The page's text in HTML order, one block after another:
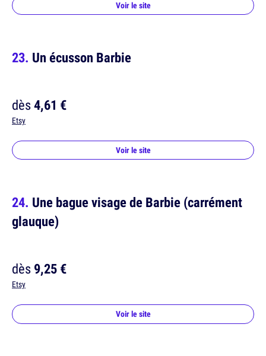
Voir le site
Un écusson Barbie
dès4,61 €
Etsy
Voir le site
Une bague visage de Barbie (carrément
glauque)
dès9,25 €
Etsy
Voir le site